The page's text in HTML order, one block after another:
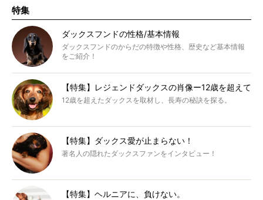
特集
ダックスフンドの性格/基本情報
ダックスフンドのからだの特徴や性格、歴史など基本情報
をご紹介！
【特集】レジェンドダックスの肖像ー12歳を超えて
12歳を超えたダックスを取材し、長寿の秘訣を探る。
【特集】ダックス愛が止まらない！
著名人の隠れたダックスファンをインタビュー！
【特集】ヘルニアに、負けない。